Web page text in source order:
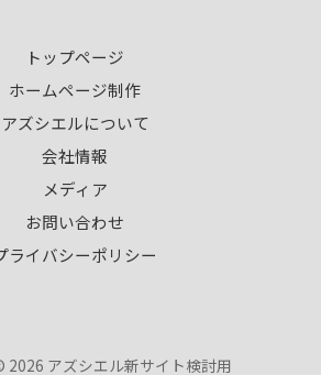
トップページ
ホームページ制作
アズシエルについて
会社情報
メディア
お問い合わせ
ライバシーポリシー
アズシエル新サイト検討用